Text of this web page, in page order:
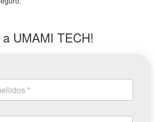
a UMAMI TECH!